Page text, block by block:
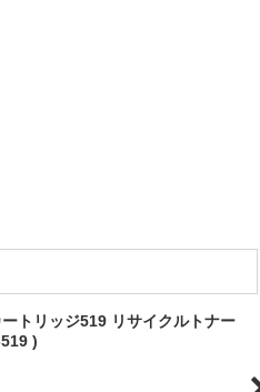
トリッジ519 リサイクルトナー
)